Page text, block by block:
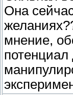
Она
мнение,
потенциал